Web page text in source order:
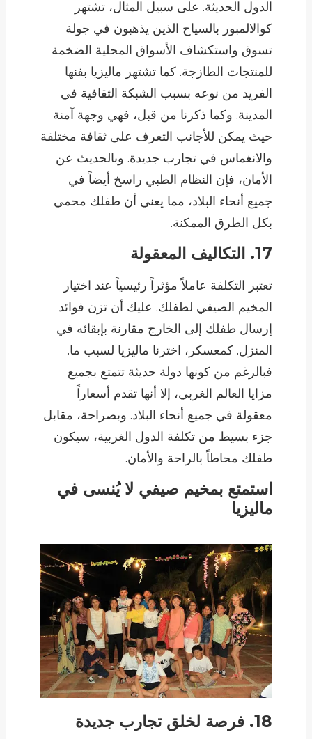
الدول الحديثة. على سبيل المثال، تشتهر
كوالالمبور بالسياح الذين يذهبون في جولة
تسوق واستكشاف الأسواق المحلية الضخمة
للمنتجات الطازجة. كما تشتهر ماليزيا بفنها
الفريد من نوعه بسبب الشبكة الثقافية في
المدينة. وكما ذكرنا من قبل، فهي وجهة آمنة
حيث يمكن للأجانب التعرف على ثقافة مختلفة
والانغماس في تجارب جديدة. وبالحديث عن
الأمان، فإن النظام الطبي راسخ أيضاً في
جميع أنحاء البلاد، مما يعني أن طفلك محمي
بكل الطرق الممكنة.
17. التكاليف المعقولة
تعتبر التكلفة عاملاً مؤثراً رئيسياً عند اختيار
المخيم الصيفي لطفلك. عليك أن تزن فوائد
إرسال طفلك إلى الخارج مقارنة بإبقائه في
المنزل. كمعسكر، اخترنا ماليزيا لسبب ما.
فبالرغم من كونها دولة حديثة تتمتع بجميع
مزايا العالم الغربي، إلا أنها تقدم أسعاراً
معقولة في جميع أنحاء البلاد. وبصراحة، مقابل
جزء بسيط من تكلفة الدول الغربية، سيكون
طفلك محاطاً بالراحة والأمان.
استمتع بمخيم صيفي لا يُنسى في
ماليزيا
18. فرصة لخلق تجارب جديدة